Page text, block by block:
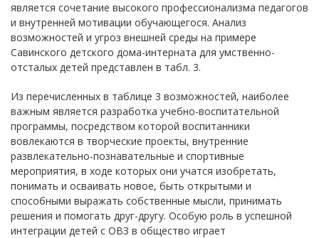
является сочетание высокого профессионализма педагогов
и внутренней мотивации обучающегося. Анализ
возможностей и угроз внешней среды на примере
Савинского детского дома-интерната для умственно-
отсталых детей представлен в табл. 3.
Из перечисленных в таблице 3 возможностей, наиболее
важным является разработка учебно-воспитательной
программы, посредством которой воспитанники
вовлекаются в творческие проекты, внутренние
развлекательно-познавательные и спортивные
мероприятия, в ходе которых они учатся изобретать,
понимать и осваивать новое, быть открытыми и
способными выражать собственные мысли, принимать
решения и помогать друг-другу. Особую роль в успешной
интеграции детей с ОВЗ в общество играет